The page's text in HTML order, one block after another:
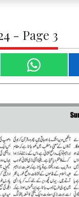
- Page 3